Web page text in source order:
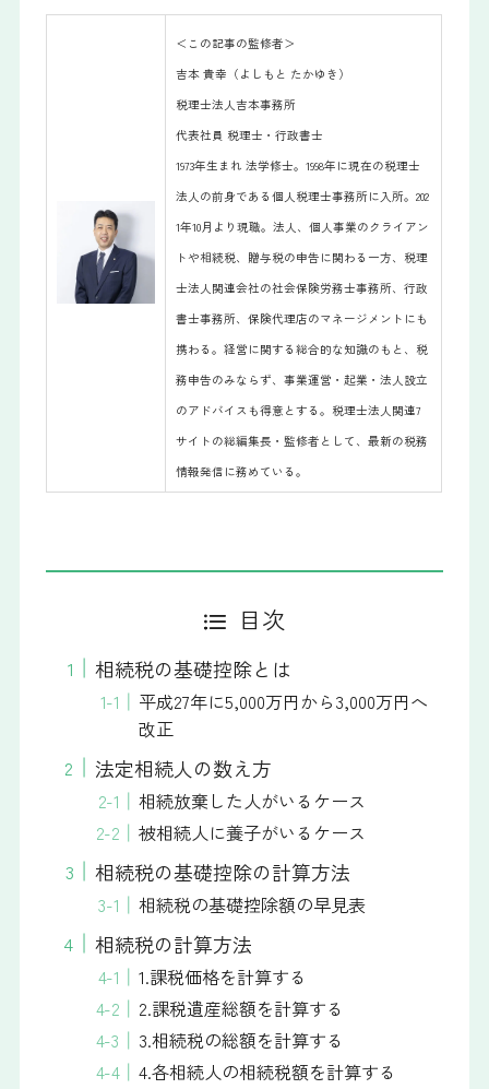
＜この記事の監修者＞
吉本 貴幸（よしもと たかゆき）
税理士法人吉本事務所
代表社員 税理士・行政書士
1973年生まれ 法学修士。1998年に現在の税理士
法人の前身である個人税理士事務所に入所。202
1年10月より現職。法人、個人事業のクライアン
トや相続税、贈与税の申告に関わる一方、税理
士法人関連会社の社会保険労務士事務所、行政
書士事務所、保険代理店のマネージメントにも
携わる。経営に関する総合的な知識のもと、税
務申告のみならず、事業運営・起業・法人設立
のアドバイスも得意とする。税理士法人関連7
サイトの総編集長・監修者として、最新の税務
情報発信に務めている。
目次
相続税の基礎控除とは
平成27年に5,000万円から3,000万円へ
改正
法定相続人の数え方
相続放棄した人がいるケース
被相続人に養子がいるケース
相続税の基礎控除の計算方法
相続税の基礎控除額の早見表
相続税の計算方法
1.課税価格を計算する
2.課税遺産総額を計算する
3.相続税の総額を計算する
4.各相続人の相続税額を計算する